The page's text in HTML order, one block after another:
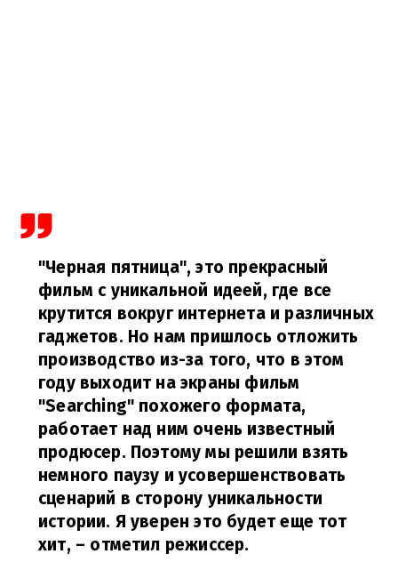
"Черная пятница", это прекрасный
фильм с уникальной идеей, где все
крутится вокруг интернета и различных
гаджетов. Но нам пришлось отложить
производство из-за того, что в этом
году выходит на экраны фильм
"Searching" похожего формата,
работает над ним очень известный
продюсер. Поэтому мы решили взять
немного паузу и усовершенствовать
сценарий в сторону уникальности
истории. Я уверен это будет еще тот
хит, – отметил режиссер.